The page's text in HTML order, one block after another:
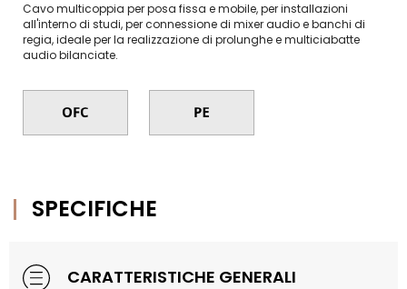
Cavo multicoppia per posa fissa e mobile, per installazioni
all'interno di studi, per connessione di mixer audio e banchi di
regia, ideale per la realizzazione di prolunghe e multiciabatte
audio bilanciate.
SPECIFICHE
CARATTERISTICHE GENERALI